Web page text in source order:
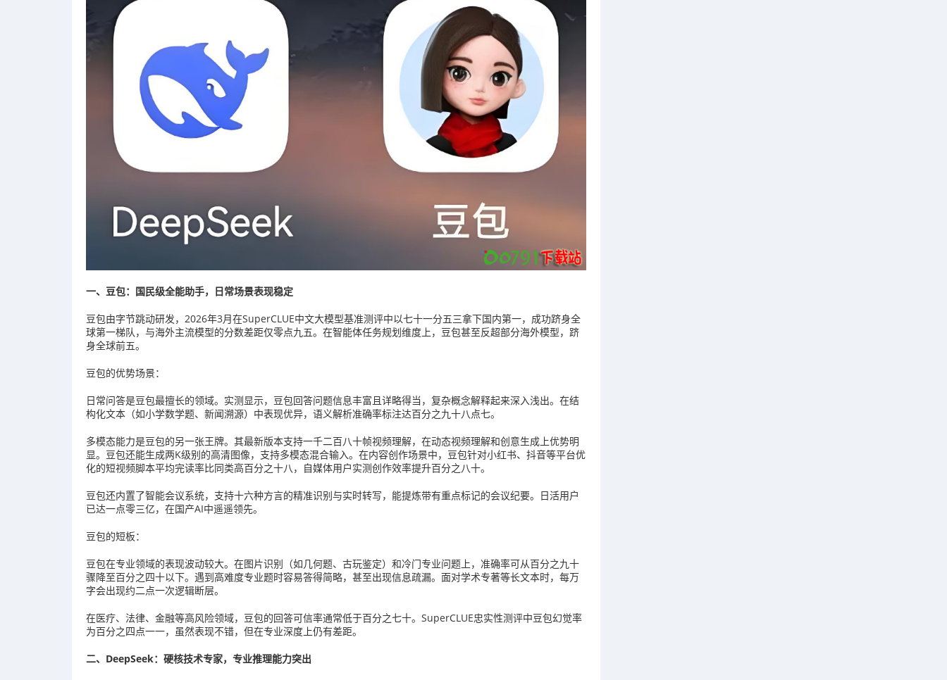
一、豆包：国民级全能助手，日常场景表现稳定
豆包由字节跳动研发，2026年3月在SuperCLUE中文大模型基准测评中以七十一分五三拿下国内第一，成功跻身全
球第一梯队，与海外主流模型的分数差距仅零点九五。在智能体任务规划维度上，豆包甚至反超部分海外模型，跻
身全球前五。
豆包的优势场景：
日常问答是豆包最擅长的领域。实测显示，豆包回答问题信息丰富且详略得当，复杂概念解释起来深入浅出。在结
构化文本（如小学数学题、新闻溯源）中表现优异，语义解析准确率标注达百分之九十八点七。
多模态能力是豆包的另一张王牌。其最新版本支持一千二百八十帧视频理解，在动态视频理解和创意生成上优势明
显。豆包还能生成两K级别的高清图像，支持多模态混合输入。在内容创作场景中，豆包针对小红书、抖音等平台优
化的短视频脚本平均完读率比同类高百分之十八，自媒体用户实测创作效率提升百分之八十。
豆包还内置了智能会议系统，支持十六种方言的精准识别与实时转写，能提炼带有重点标记的会议纪要。日活用户
已达一点零三亿，在国产AI中遥遥领先。
豆包的短板：
豆包在专业领域的表现波动较大。在图片识别（如几何题、古玩鉴定）和冷门专业问题上，准确率可从百分之九十
骤降至百分之四十以下。遇到高难度专业题时容易答得简略，甚至出现信息疏漏。面对学术专著等长文本时，每万
字会出现约二点一次逻辑断层。
在医疗、法律、金融等高风险领域，豆包的回答可信率通常低于百分之七十。SuperCLUE忠实性测评中豆包幻觉率
为百分之四点一一，虽然表现不错，但在专业深度上仍有差距。
二、DeepSeek：硬核技术专家，专业推理能力突出